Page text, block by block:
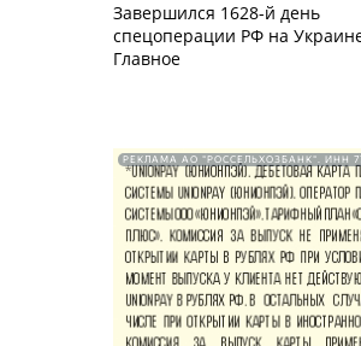
Завершился 1628-й день
спецоперации РФ на
Главное
РЕКЛАМА АО "РОССЕЛЬХОЗБАНК". ИНН